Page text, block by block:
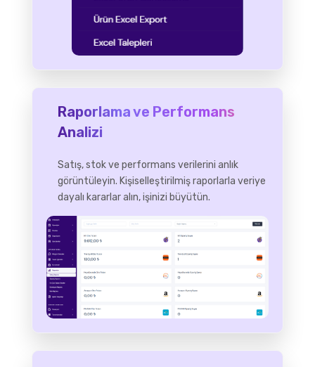
Raporlama ve Performans
Analizi
Satış, stok ve performans verilerini anlık
görüntüleyin. Kişiselleştirilmiş raporlarla veriye
dayalı kararlar alın, işinizi büyütün.